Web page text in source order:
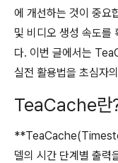
에 개선하는 것이 중요
및 비디오 생성 속도를
다. 이번 글에서는
실전 활용법을 초심자
TeaCache란
델의 시간 단계별 출력